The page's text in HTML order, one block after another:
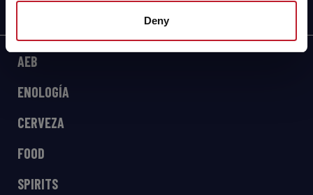
Deny
AEB
ENOLOGÍA
CERVEZA
FOOD
SPIRITS